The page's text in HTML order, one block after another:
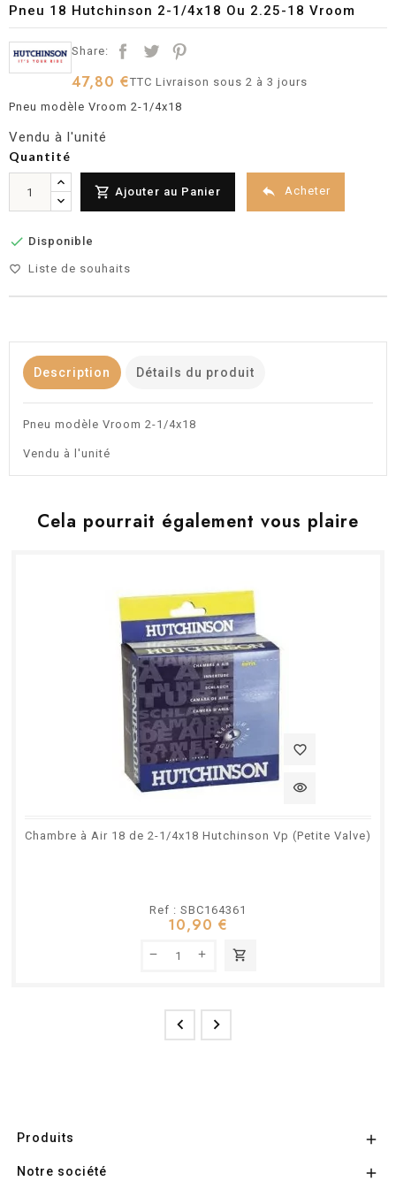
Pneu 18 Hutchinson 2-1/4x18 Ou 2.25-18 Vroom
Share:
47,80 €TTCLivraison sous 2 à 3 jours
Pneu modèle Vroom 2-1/4x18
Vendu à l'unité
Quantité
 Ajouter au Panier  Acheter
 Disponible
favorite_border Liste de souhaits
Description Détails du produit
Pneu modèle Vroom 2-1/4x18
Vendu à l'unité
Cela pourrait également vous plaire
favorite_border
visibility
Chambre à Air 18 de 2-1/4x18 Hutchinson Vp (Petite Valve)
Ref : SBC164361
10,90 €
shopping_cart
 
Produits 
Notre société 